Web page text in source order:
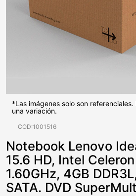
*Las imágenes solo son
una variación.
COD:1001516
Notebook Lenovo
15.6 HD, Intel
1.60GHz, 4GB
SATA. DVD